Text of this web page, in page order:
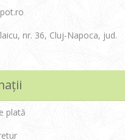
nr. 36, Cluj-Napoca, jud.
plată